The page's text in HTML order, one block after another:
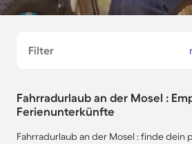
Filter
Fahrradurlaub an der Mosel :
Ferienunterkünfte
Fahrradurlaub an der Mosel : finde dein